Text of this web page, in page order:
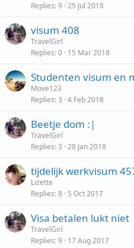
Replies 9 25 Jul 2018
visum 408
TravelGirl
Replies 0 15 Mar 2018
Studenten visum en
Move123
Replies 3 4 Feb 2018
Beetje dom :|
TravelGirl
Replies 3 28 Jan 2018
tijdelijk werkvisum
Lizette
Replies 8 5 Oct 2017
Visa betalen lukt niet
TravelGirl
Replies 9 17 Aug 2017